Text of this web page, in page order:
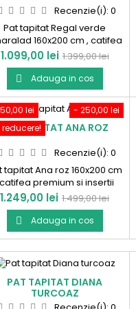
Recenzie(i):0
Pat tapitat Regal verde
160x200 cm , catifea
Produs in Romania !
Pret
1.099,00 lei Pret
de
baza
1.399,00 lei
 Adauga in cos
- 250,00 lei
lei
reducere!
PAT TAPITAT ANA ROZ
Recenzie(i):0
tapitat Ana roz 160x200 cm
premium si insertii
aurii. Produs in Romania !
Pret
1.249,00 lei Pret
de
baza
1.499,00 lei
 Adauga in cos
PAT TAPITAT DIANA
TURCOAZ